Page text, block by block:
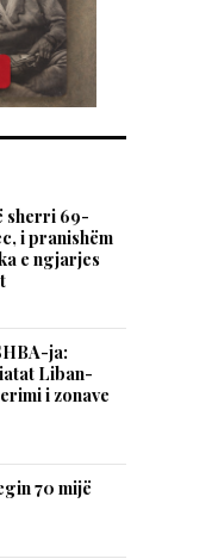
sherri 69-
i pranishëm
e ngjarjes
ja:
Liban-
i zonave
70 mijë